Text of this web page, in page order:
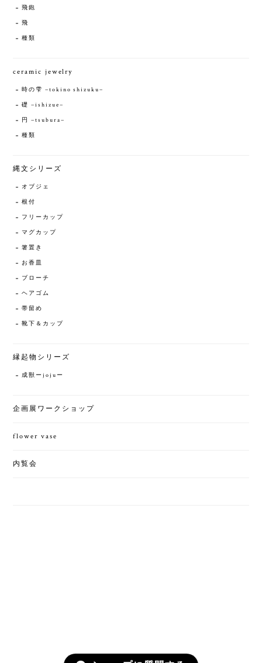
飛鉋
飛
種類
ceramic jewelry
時の雫 −tokino shizuku−
礎 −ishizue−
円 −tsubura−
種類
縄文シリーズ
オブジェ
根付
フリーカップ
マグカップ
箸置き
お香皿
ブローチ
ヘアゴム
帯留め
靴下＆カップ
縁起物シリーズ
成獣ーjojuー
企画展ワークショップ
flower vase
内覧会